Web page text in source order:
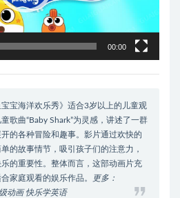
00:00
宝海洋欢乐秀》适合3岁以上的儿童观
歌曲“Baby Shark”为灵感，讲述了一群
的各种冒险和趣事。影片通过欢快的
的故事情节，吸引孩子们的注意力，
的重要性。整体而言，这部动画片充
家庭观看的娱乐作品。
更多：
动画 快乐学英语